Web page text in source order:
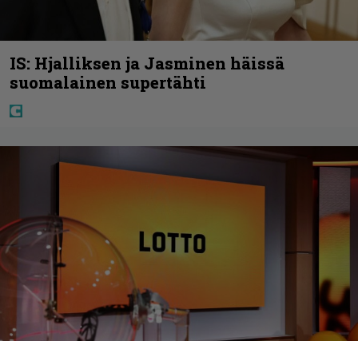
IS: Hjalliksen ja Jasminen häissä
suomalainen supertähti